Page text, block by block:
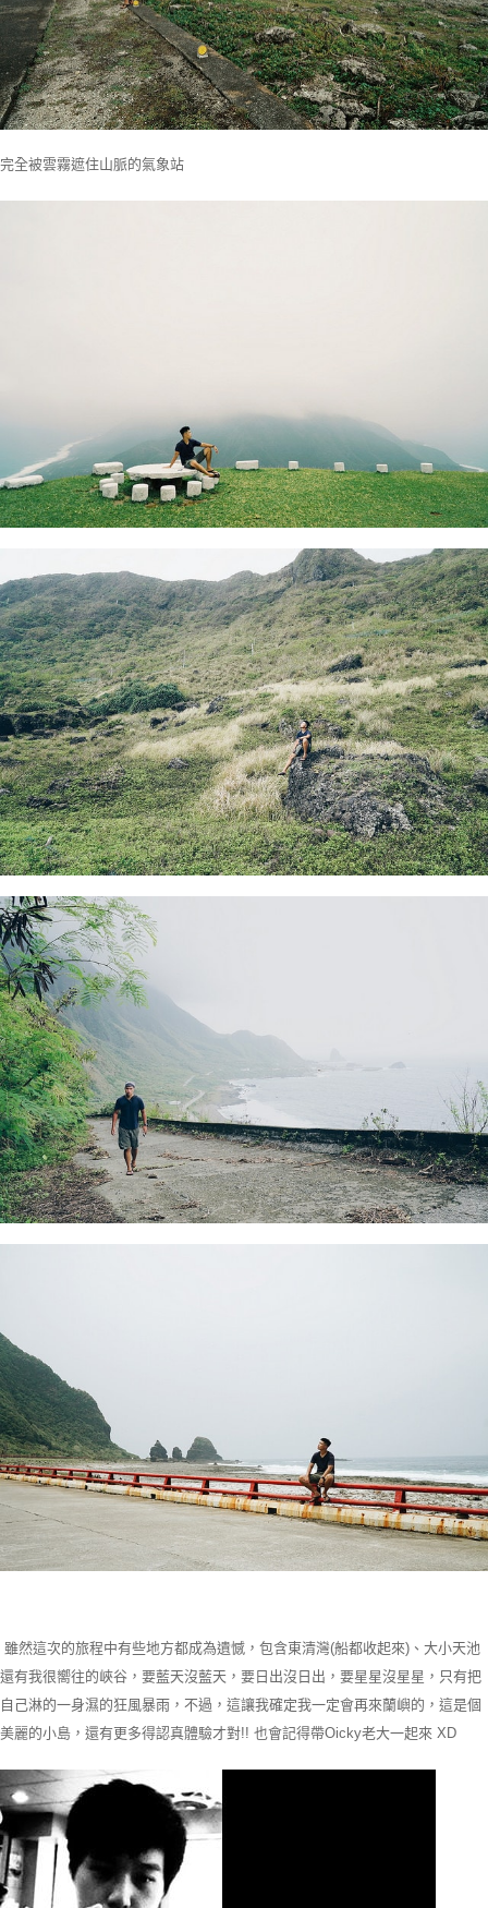
完全被雲霧遮住山脈的氣象站
雖然這次的旅程中有些地方都成為遺憾，包含東清灣(船都收起來)、大小天池
還有我很嚮往的峽谷，要藍天沒藍天，要日出沒日出，要星星沒星星，只有把
自己淋的一身濕的狂風暴雨，不過，這讓我確定我一定會再來蘭嶼的，這是個
美麗的小島，還有更多得認真體驗才對!! 也會記得帶Oicky老大一起來 XD